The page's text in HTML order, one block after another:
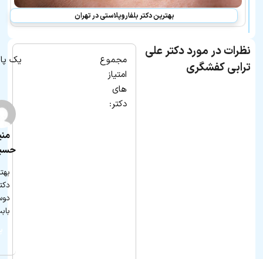
بهترین دکتر بلفاروپلاستی در تهران
نظرات در مورد دکتر علی
ترابی کفشگری
مجموع
امتیاز
های
دکتر:
یک